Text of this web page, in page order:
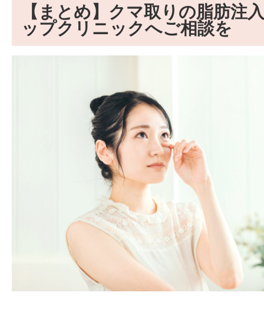
【まとめ】クマ取りの脂肪注
ップクリニックへご相談を